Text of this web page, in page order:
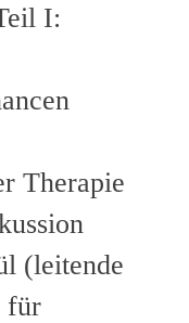
I:
Therapie
(leitende
für